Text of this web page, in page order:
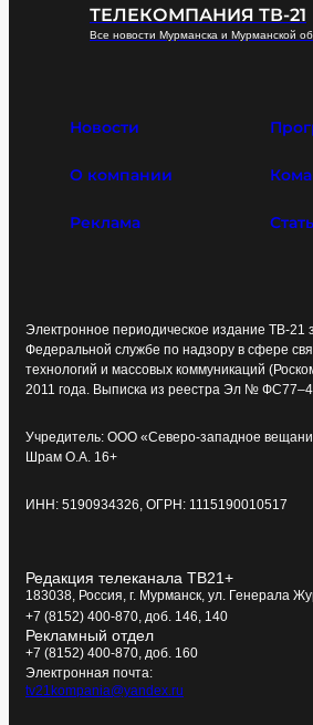
ТЕЛЕКОМПАНИЯ ТВ-21
Все новости Мурманска и Мурманской
Новости
О компании
Реклама
Электронное периодическое издание ТВ-21
Федеральной службе по надзору в сфере
технологий и массовых коммуникаций
2011 года. Выписка из реестра Эл №
Учредитель: ООО «Северо-западное
Шрам О.А. 16+
ИНН: 5190934326, ОГРН: 1115190010517
Редакция телеканала ТВ21+
183038, Россия, г. Мурманск, ул. Генерала
+7 (8152) 400-870, доб. 146, 140
Рекламный отдел
+7 (8152) 400-870, доб. 160
Электронная почта:
tv21kompania@yandex.ru